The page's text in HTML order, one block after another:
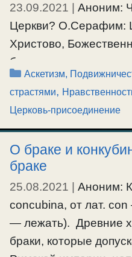
23.09.2021
Аноним:
Церкви? О.Серафим:
Христово,
благодать, сошедшая
Пятидесятницы на
души всех тех, кто ей
жизни. Жить в Церкви
Христе, жить в Духе
христианской –
Духа. Чтобы поиметь
благодать, человек …
Ещё…
#аскетизм,
Рубрики
Аскетизм,
страстями,
Церковь-присоединение
О браке и
браке
25.08.2021 | Аноним:
concubina, от лат.
— лежать). Древние
браки, которые